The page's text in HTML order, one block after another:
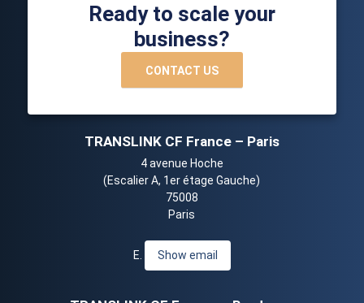
Ready to scale your
business?
CONTACT US
TRANSLINK CF France – Paris
4 avenue Hoche
(Escalier A, 1er étage Gauche)
75008
Paris
E. Show email